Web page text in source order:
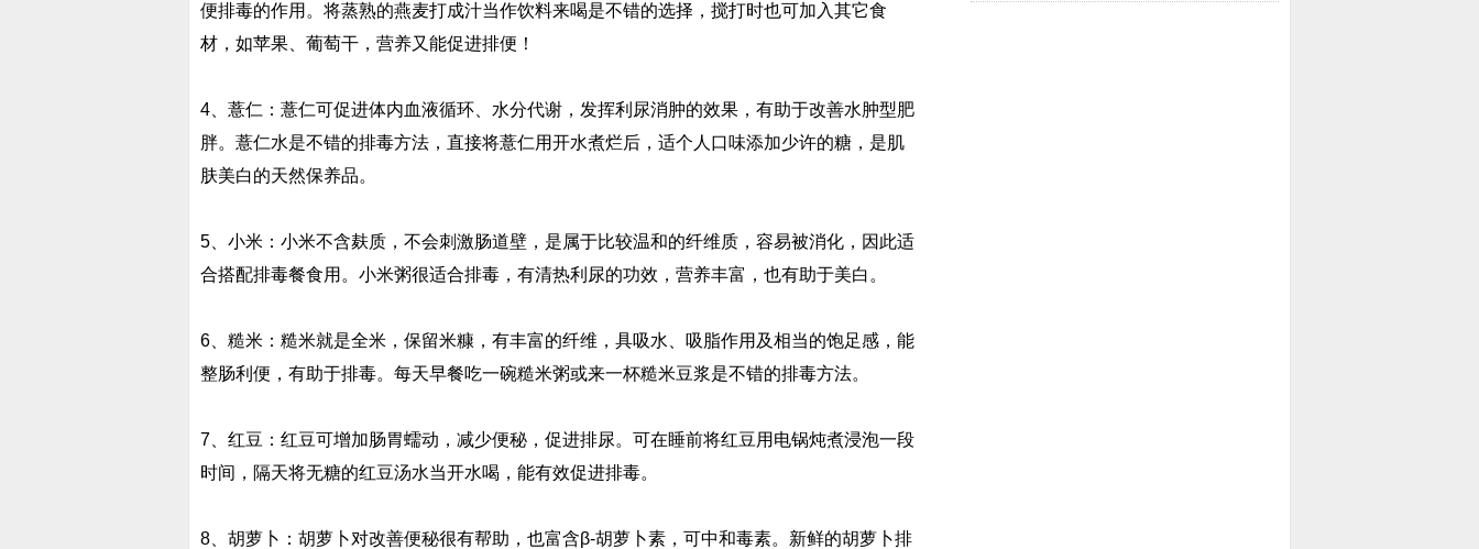
便排毒的作用。将蒸熟的燕麦打成汁当作饮料来喝是不错的选择，搅打时也可加入其它食
材，如苹果、葡萄干，营养又能促进排便！
4、薏仁：薏仁可促进体内血液循环、水分代谢，发挥利尿消肿的效果，有助于改善水肿型肥
胖。薏仁水是不错的排毒方法，直接将薏仁用开水煮烂后，适个人口味添加少许的糖，是肌
肤美白的天然保养品。
5、小米：小米不含麸质，不会刺激肠道壁，是属于比较温和的纤维质，容易被消化，因此适
合搭配排毒餐食用。小米粥很适合排毒，有清热利尿的功效，营养丰富，也有助于美白。
6、糙米：糙米就是全米，保留米糠，有丰富的纤维，具吸水、吸脂作用及相当的饱足感，能
整肠利便，有助于排毒。每天早餐吃一碗糙米粥或来一杯糙米豆浆是不错的排毒方法。
7、红豆：红豆可增加肠胃蠕动，减少便秘，促进排尿。可在睡前将红豆用电锅炖煮浸泡一段
时间，隔天将无糖的红豆汤水当开水喝，能有效促进排毒。
8、胡萝卜：胡萝卜对改善便秘很有帮助，也富含β-胡萝卜素，可中和毒素。新鲜的胡萝卜排